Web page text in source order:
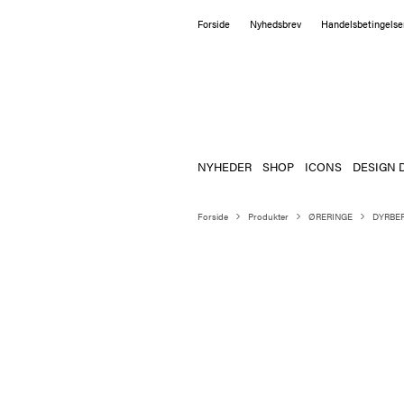
Forside Nyhedsbrev
NYHEDER SHOP ICONS DESIGN
Forside Produkter ØRERINGE